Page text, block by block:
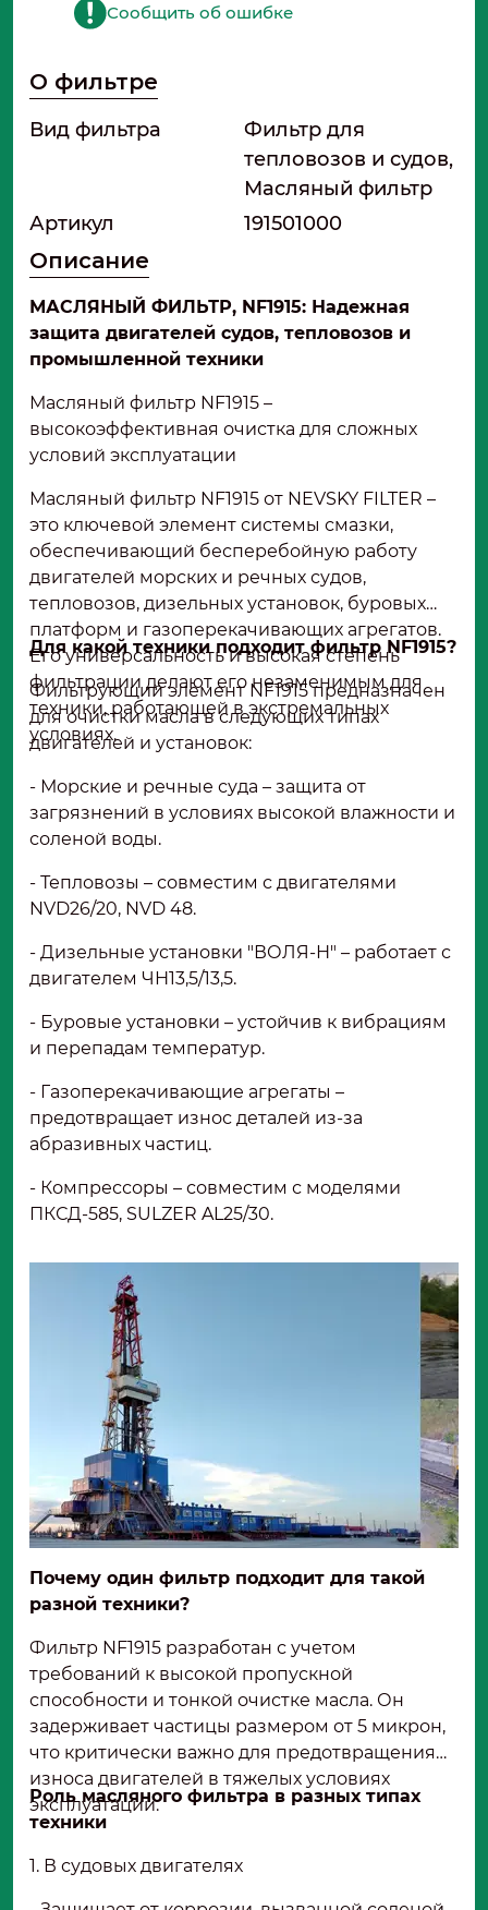
Сообщить об ошибке
О фильтре
Вид фильтра
Фильтр для
тепловозов и судов,
Масляный фильтр
Артикул
191501000
Описание
МАСЛЯНЫЙ ФИЛЬТР, NF1915: Надежная
защита двигателей судов, тепловозов и
промышленной техники
Масляный фильтр NF1915 –
высокоэффективная очистка для сложных
условий эксплуатации
Масляный фильтр NF1915 от NEVSKY FILTER –
это ключевой элемент системы смазки,
обеспечивающий бесперебойную работу
двигателей морских и речных судов,
тепловозов, дизельных установок, буровых
платформ и газоперекачивающих агрегатов.
Его универсальность и высокая степень
фильтрации делают его незаменимым для
техники, работающей в экстремальных
условиях.
Для какой техники подходит фильтр NF1915?
Фильтрующий элемент NF1915 предназначен
для очистки масла в следующих типах
двигателей и установок:
- Морские и речные суда – защита от
загрязнений в условиях высокой влажности и
соленой воды.
- Тепловозы – совместим с двигателями
NVD26/20, NVD 48.
- Дизельные установки "ВОЛЯ-Н" – работает с
двигателем ЧН13,5/13,5.
- Буровые установки – устойчив к вибрациям
и перепадам температур.
- Газоперекачивающие агрегаты –
предотвращает износ деталей из-за
абразивных частиц.
- Компрессоры – совместим с моделями
ПКСД-585, SULZER AL25/30.
Почему один фильтр подходит для такой
разной техники?
Фильтр NF1915 разработан с учетом
требований к высокой пропускной
способности и тонкой очистке масла. Он
задерживает частицы размером от 5 микрон,
что критически важно для предотвращения
износа двигателей в тяжелых условиях
эксплуатации.
Роль масляного фильтра в разных типах
техники
1. В судовых двигателях